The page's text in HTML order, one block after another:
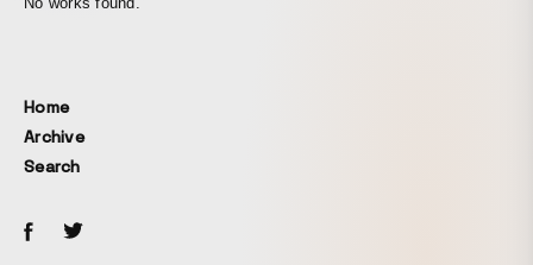
Home
Archive
Search